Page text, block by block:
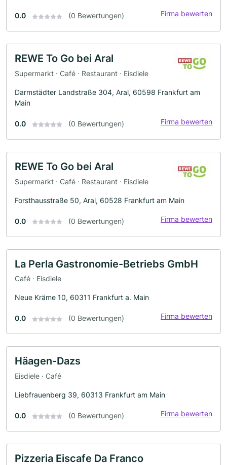
0.0 (0 Bewertungen) Firma bewerten
REWE To Go bei Aral
Supermarkt · Café · Restaurant · Eisdiele
Darmstädter Landstraße 304, Aral, 60598 Frankfurt am
Main
0.0 (0 Bewertungen) Firma bewerten
REWE To Go bei Aral
Supermarkt · Café · Restaurant · Eisdiele
Forsthausstraße 50, Aral, 60528 Frankfurt am Main
0.0 (0 Bewertungen) Firma bewerten
La Perla Gastronomie-Betriebs GmbH
Café · Eisdiele
Neue Kräme 10, 60311 Frankfurt a. Main
0.0 (0 Bewertungen) Firma bewerten
Häagen-Dazs
Eisdiele · Café
Liebfrauenberg 39, 60313 Frankfurt am Main
0.0 (0 Bewertungen) Firma bewerten
Pizzeria Eiscafe Da Franco